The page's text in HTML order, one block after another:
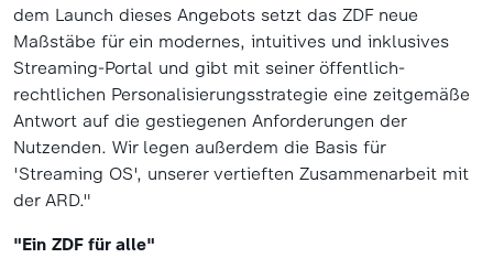
dem Launch dieses Angebots setzt das ZDF neue
Maßstäbe für ein modernes, intuitives und inklusives
Streaming-Portal und gibt mit seiner öffentlich-
rechtlichen Personalisierungsstrategie eine zeitgemäße
Antwort auf die gestiegenen Anforderungen der
Nutzenden. Wir legen außerdem die Basis für
'Streaming OS', unserer vertieften Zusammenarbeit mit
der ARD."
"Ein ZDF für alle"